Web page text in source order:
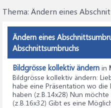
Thema: Ändern eines
Ändern eines
Abschnittsumbruchs
Bildgrösse kollektiv ändern in
Bildgrösse kollektiv ändern:
habe eine Präsentation wo die
haben (z.B.14x28) Nun
(z.B.16x32) Gibt es eine